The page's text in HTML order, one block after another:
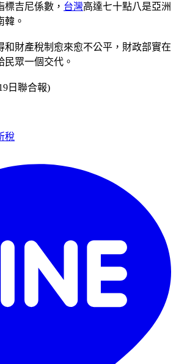
吉尼係數， 台灣高達七十點八是亞洲
韓。
和財產稅制愈來愈不公平，財政部實在
民眾一個交代。
日聯合報)
稅